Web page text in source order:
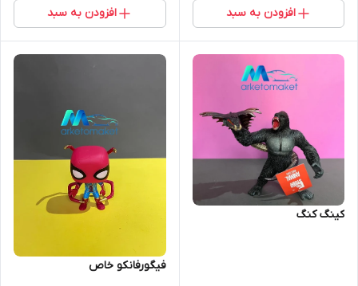
افزودن به سبد افزودن به سبد
کینگ کنگ
فیگورفانکو خاص